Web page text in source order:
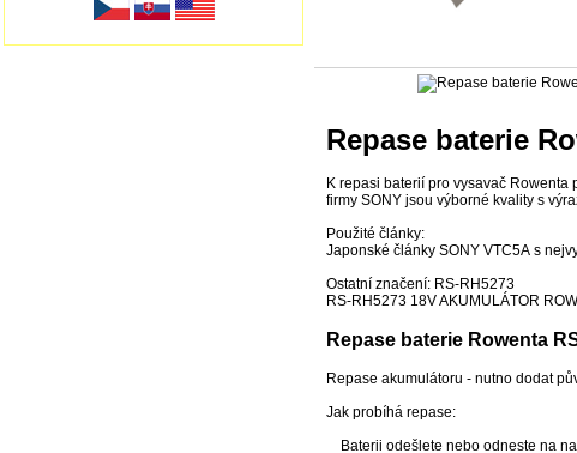
Repase baterie
K repasi baterií pro vysavač
firmy SONY jsou výborné kvality s
Použité články:
Japonské články SONY VTC5A s
Ostatní značení: RS-RH5273
RS-RH5273 18V AKUMULÁTOR
Repase baterie Rowenta
Repase akumulátoru - nutno dodat
Jak probíhá repase:
Baterii odešlete nebo odneste na